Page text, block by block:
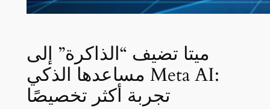
ميتا تضيف “الذاكرة” إلى
مساعدها الذكي Meta AI:
تجربة أكثر تخصيصًا